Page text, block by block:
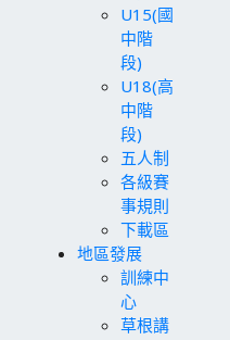
U15(國
中階
段)
U18(高
中階
段)
五人制
各級賽
事規則
下載區
地區發展
訓練中
心
草根講